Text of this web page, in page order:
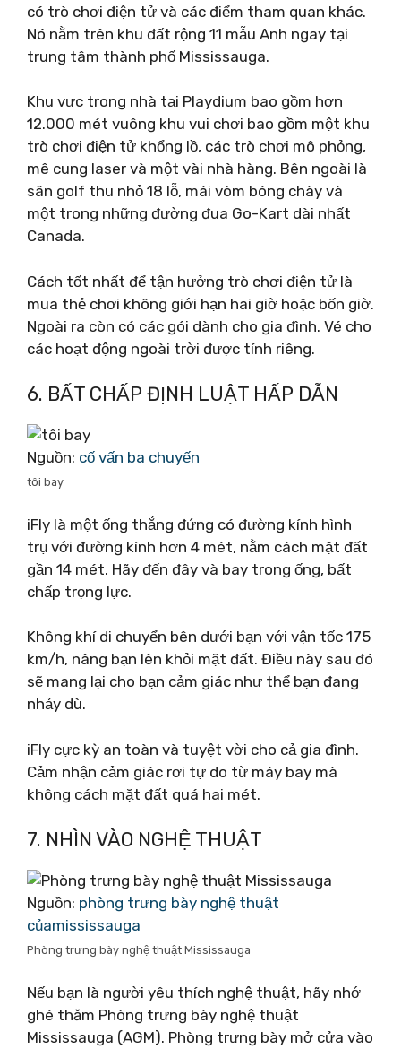
có trò chơi điện tử và các điểm tham quan khác.
Nó nằm trên khu đất rộng 11 mẫu Anh ngay tại
trung tâm thành phố Mississauga.
Khu vực trong nhà tại Playdium bao gồm hơn
12.000 mét vuông khu vui chơi bao gồm một khu
trò chơi điện tử khổng lồ, các trò chơi mô phỏng,
mê cung laser và một vài nhà hàng. Bên ngoài là
sân golf thu nhỏ 18 lỗ, mái vòm bóng chày và
một trong những đường đua Go-Kart dài nhất
Canada.
Cách tốt nhất để tận hưởng trò chơi điện tử là
mua thẻ chơi không giới hạn hai giờ hoặc bốn giờ.
Ngoài ra còn có các gói dành cho gia đình. Vé cho
các hoạt động ngoài trời được tính riêng.
6. BẤT CHẤP ĐỊNH LUẬT HẤP DẪN
Nguồn: cố vấn ba chuyến
tôi bay
iFly là một ống thẳng đứng có đường kính hình
trụ với đường kính hơn 4 mét, nằm cách mặt đất
gần 14 mét. Hãy đến đây và bay trong ống, bất
chấp trọng lực.
Không khí di chuyển bên dưới bạn với vận tốc 175
km/h, nâng bạn lên khỏi mặt đất. Điều này sau đó
sẽ mang lại cho bạn cảm giác như thể bạn đang
nhảy dù.
iFly cực kỳ an toàn và tuyệt vời cho cả gia đình.
Cảm nhận cảm giác rơi tự do từ máy bay mà
không cách mặt đất quá hai mét.
7. NHÌN VÀO NGHỆ THUẬT
Nguồn: phòng trưng bày nghệ thuật
củamississauga
Phòng trưng bày nghệ thuật Mississauga
Nếu bạn là người yêu thích nghệ thuật, hãy nhớ
ghé thăm Phòng trưng bày nghệ thuật
Mississauga (AGM). Phòng trưng bày mở cửa vào